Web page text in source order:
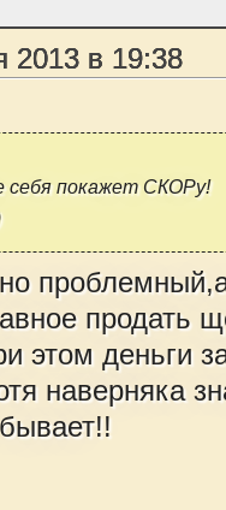
2013 в 19:38
себя покажет СКОРу!
продать
этом деньги
наверняка